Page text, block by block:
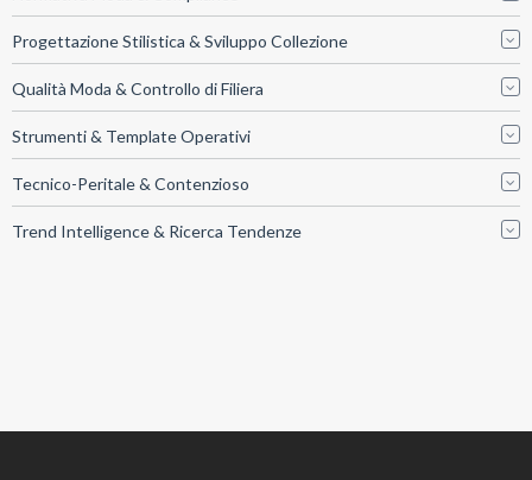
Progettazione Stilistica & Sviluppo Collezione
Qualità Moda & Controllo di Filiera
Strumenti & Template Operativi
Tecnico-Peritale & Contenzioso
Trend Intelligence & Ricerca Tendenze